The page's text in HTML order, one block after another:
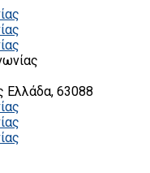
Ελλάδα, 63088